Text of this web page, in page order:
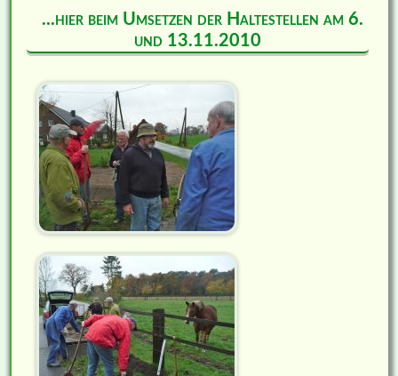
...hier beim Umsetzen der Haltestellen am 6.
und 13.11.2010